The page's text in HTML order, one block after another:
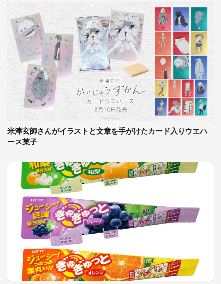
米津玄師さんがイラストと文章を手がけたカード入りウエハ
ース菓子